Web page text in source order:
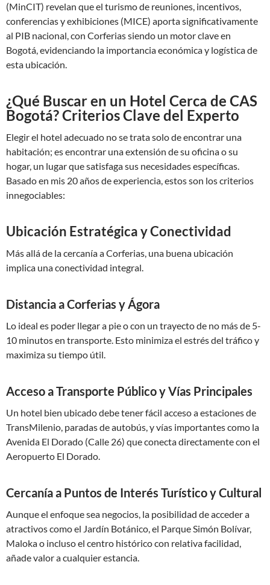
(MinCIT) revelan que el turismo de reuniones, incentivos,
conferencias y exhibiciones (MICE) aporta significativamente
al PIB nacional, con Corferias siendo un motor clave en
Bogotá, evidenciando la importancia económica y logística de
esta ubicación.
¿Qué Buscar en un Hotel Cerca de CAS
Bogotá? Criterios Clave del Experto
Elegir el hotel adecuado no se trata solo de encontrar una
habitación; es encontrar una extensión de su oficina o su
hogar, un lugar que satisfaga sus necesidades específicas.
Basado en mis 20 años de experiencia, estos son los criterios
innegociables:
Ubicación Estratégica y Conectividad
Más allá de la cercanía a Corferias, una buena ubicación
implica una conectividad integral.
Distancia a Corferias y Ágora
Lo ideal es poder llegar a pie o con un trayecto de no más de 5-
10 minutos en transporte. Esto minimiza el estrés del tráfico y
maximiza su tiempo útil.
Acceso a Transporte Público y Vías Principales
Un hotel bien ubicado debe tener fácil acceso a estaciones de
TransMilenio, paradas de autobús, y vías importantes como la
Avenida El Dorado (Calle 26) que conecta directamente con el
Aeropuerto El Dorado.
Cercanía a Puntos de Interés Turístico y Cultural
Aunque el enfoque sea negocios, la posibilidad de acceder a
atractivos como el Jardín Botánico, el Parque Simón Bolívar,
Maloka o incluso el centro histórico con relativa facilidad,
añade valor a cualquier estancia.